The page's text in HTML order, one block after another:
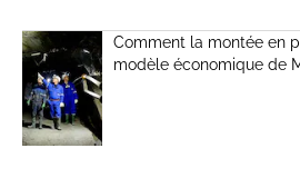
Comment la montée en
modèle économique de